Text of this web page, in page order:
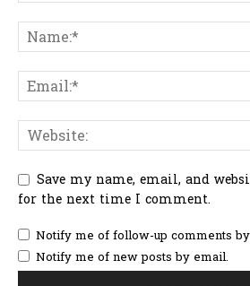
Save my name, email, and
for the next time I comment.
Notify me of follow-up comments
Notify me of new posts by email.